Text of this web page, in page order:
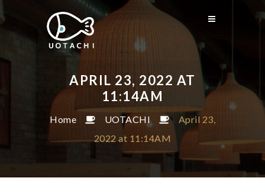
APRIL 23, 2022 AT
11:14AM
Home UOTACHI
April 23,
2022 at 11:14AM